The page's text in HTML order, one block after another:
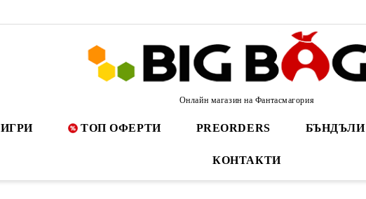
Онлайн магазин на Фантасмагория
ИГРИ ТОП ОФЕРТИ PREORDERS БЪНДЪЛИ
КОНТАКТИ